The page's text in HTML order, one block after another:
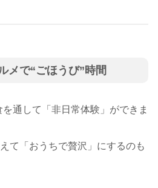
メで“ごほうび”時間
通して「非日常体験」ができま
て「おうちで贅沢」にするのも